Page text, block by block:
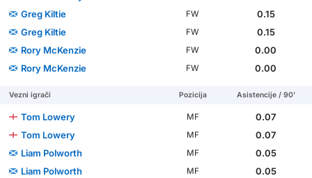
Greg Kiltie
FW
0.15
Greg Kiltie
FW
0.15
Rory McKenzie
FW
0.00
Rory McKenzie
FW 0.00
Vezni igrači Pozicija Asistencije / 90'
Tom Lowery MF
0.07
Tom Lowery
MF
0.07
Liam Polworth
MF
0.05
Liam Polworth
MF
0.05